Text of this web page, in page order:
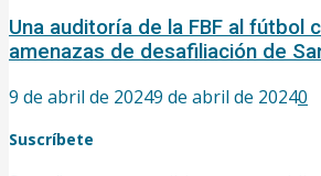
Una auditoría de la FBF al fútbol
amenazas de desafiliación de
9 de abril de 20249 de abril de 20240
Suscríbete